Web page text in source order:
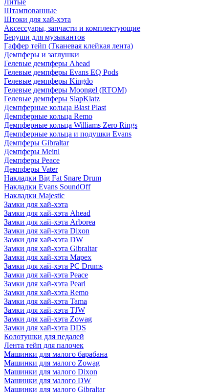
Литые
Штампованные
Штоки для хай-хэта
Аксессуары, запчасти и комплектующие
Беруши для музыкантов
Гаффер тейп (Тканевая клейкая лента)
Демпферы и заглушки
Гелевые демпферы Ahead
Гелевые демпферы Evans EQ Pods
Гелевые демпферы Kingdo
Гелевые демпферы Moongel (RTOM)
Гелевые демпферы SlapKlatz
Демпферные кольца Blast Plast
Демпферные кольца Remo
Демпферные кольца Williams Zero Rings
Демпферные кольца и подушки Evans
Демпферы Gibraltar
Демпферы Meinl
Демпферы Peace
Демпферы Vater
Накладки Big Fat Snare Drum
Накладки Evans SoundOff
Накладки Majestic
Замки для хай-хэта
Замки для хай-хэта Ahead
Замки для хай-хэта Arborea
Замки для хай-хэта Dixon
Замки для хай-хэта DW
Замки для хай-хэта Gibraltar
Замки для хай-хэта Mapex
Замки для хай-хэта PC Drums
Замки для хай-хэта Peace
Замки для хай-хэта Pearl
Замки для хай-хэта Remo
Замки для хай-хэта Tama
Замки для хай-хэта TJW
Замки для хай-хэта Zowag
Замки для хай-хэта DDS
Колотушки для педалей
Лента тейп для палочек
Машинки для малого барабана
Машинки для малого Zowag
Машинки для малого Dixon
Машинки для малого DW
Машинки для малого Gibraltar